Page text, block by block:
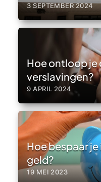
3 SEPTEMBER 2024
Hoe ontloop je
verslavingen?
9 APRIL 2024
Hoe bespaar
geld?
19 MEI 2023